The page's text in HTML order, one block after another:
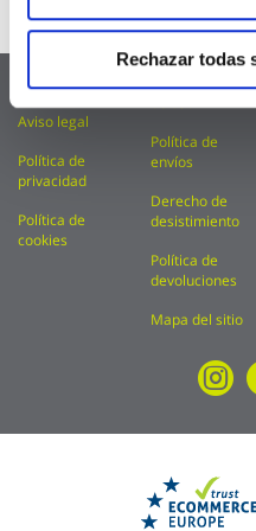
Rechazar todas
FAQ
Aviso legal
Política de
privacidad
Política de
cookies
Condiciones
de uso
Política de
envíos
Derecho de
desistimiento
Política de
devoluciones
Mapa del sitio